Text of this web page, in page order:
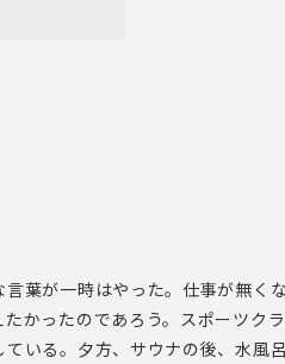
葉が一時はやった。仕事が無くな
かったのであろう。スポーツクラ
いる。夕方、サウナの後、水風呂